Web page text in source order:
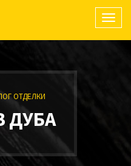
ОТДЕЛКИ
ДУБА